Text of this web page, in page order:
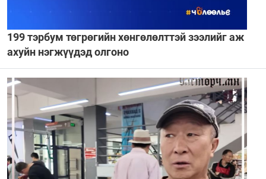
199 тэрбум төгрөгийн хөнгөлөлттэй зээлийг аж
ахуйн нэгжүүдэд олгоно